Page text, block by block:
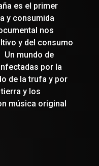
es el primer
y consumida
nos
y del consumo
Un mundo de
por la
de la trufa y por
y los
música original